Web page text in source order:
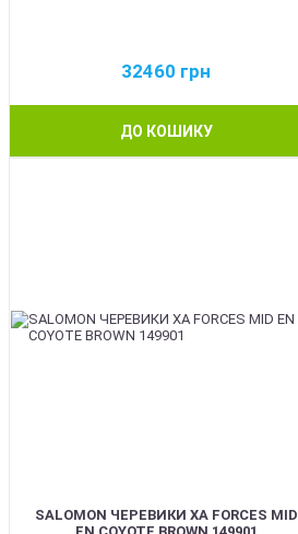
32460 грн
ДО КОШИКУ
SALOMON ЧЕРЕВИКИ XA FORCES MID